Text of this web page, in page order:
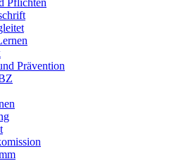
Pflichten
Prävention